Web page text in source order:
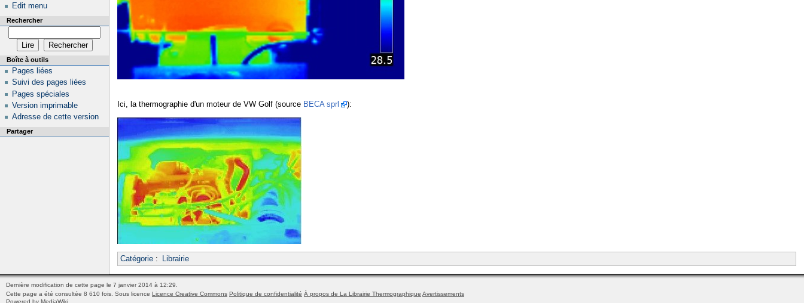
Ici, la thermographie d'un moteur de VW Golf (source BECA sprl ):
Catégorie: Librairie
Edit menu
Rechercher
Boîte à outils
Pages liées
Suivi des pages liées
Pages spéciales
Version imprimable
Adresse de cette version
Partager
Dernière modification de cette page le 7 janvier 2014 à 12:29.
Cette page a été consultée 8 610 fois. Sous licence Licence Creative Commons Politique de confidentialité À propos de La Librairie Thermographique Avertissements
Powered by MediaWiki